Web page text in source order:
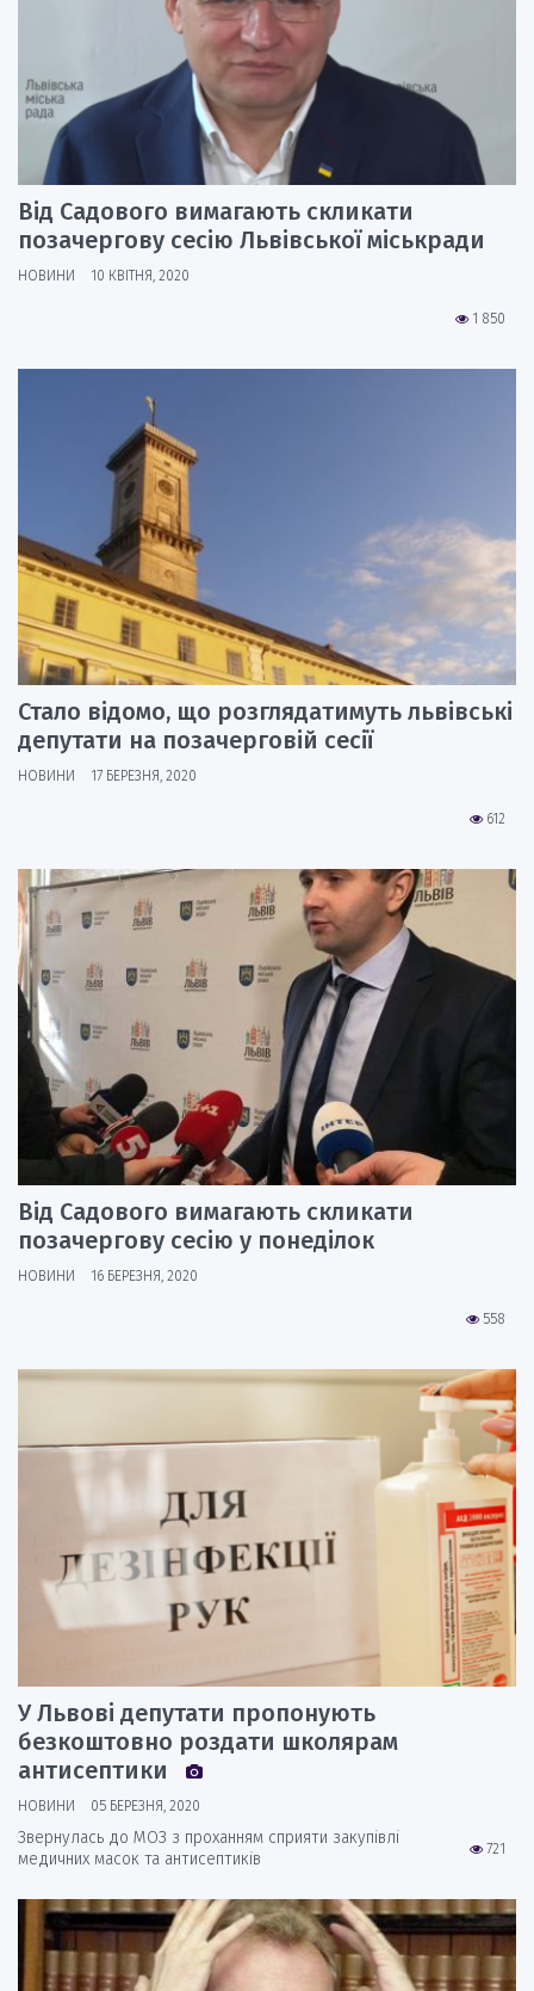
Від Садового вимагають скликати
позачергову сесію Львівської міськради
НОВИНИ 10 КВІТНЯ, 2020
1 850
Стало відомо, що розглядатимуть львівські
депутати на позачерговій сесії
НОВИНИ 17 БЕРЕЗНЯ, 2020
612
Від Садового вимагають скликати
позачергову сесію у понеділок
НОВИНИ 16 БЕРЕЗНЯ, 2020
558
У Львові депутати пропонують
безкоштовно роздати школярам
антисептики
НОВИНИ 05 БЕРЕЗНЯ, 2020
721
Звернулась до МОЗ з проханням сприяти закупівлі
медичних масок та антисептиків